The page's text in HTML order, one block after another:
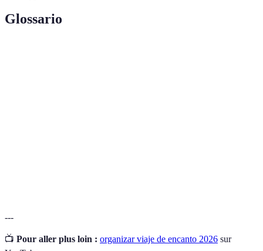
Glossario
---
📺 Pour aller plus loin : organizar viaje de encanto 2026 sur